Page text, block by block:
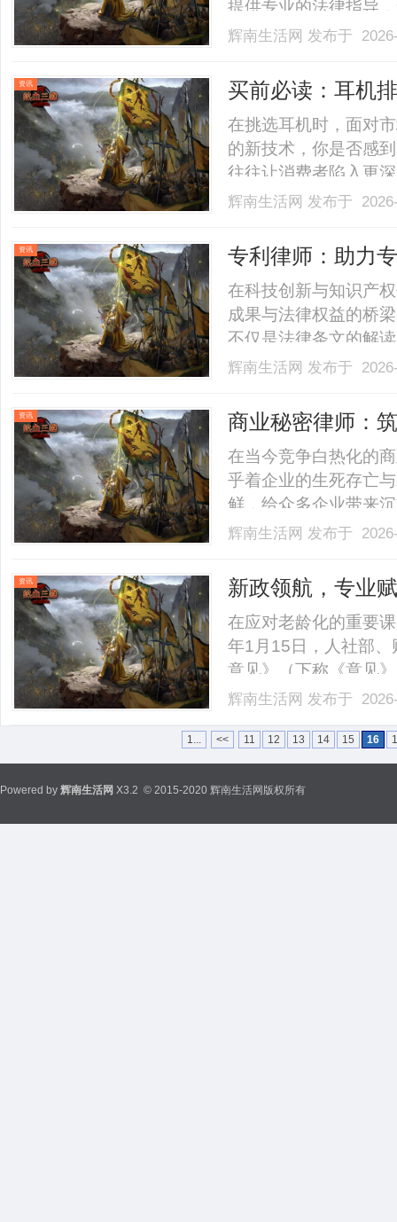
提供专业的法律指导
从刑事律师咨询的重
案件关系到个人的自
通.........
辉南生活网 发布于
资讯
买前必读：耳机
辑
在挑选耳机时，面对
的新技术，你是否感
往往让消费者陷入更
行业的核心技术演进
及“它最适合谁”，从
辉南生活网 发布于
资讯 专利律师：助力
在科技创新与知识产
成果与法律权益的桥
不仅是法律条文的解
者，以及专利权益最
专利律师的专业能力
统.........
辉南生活网 发布于
资讯 商业秘密律师：
在当今竞争白热化的
乎着企业的生死存亡
鲜，给众多企业带来
出来，他们宛如企业
者商业秘密律师是法
法.........
辉南生活网 发布于
资讯
新政领航，专业
年金扩面提质
在应对老龄化的重要
年1月15日，人社部
意见》（下称《意见
数企业”的福利，加速
养老险二十余年的发
辉南生活网 发布于
1... << 11 12 13 14 15 16
Powered by 辉南生活网 X3.2 © 2015-2020 辉南生活网版权所有